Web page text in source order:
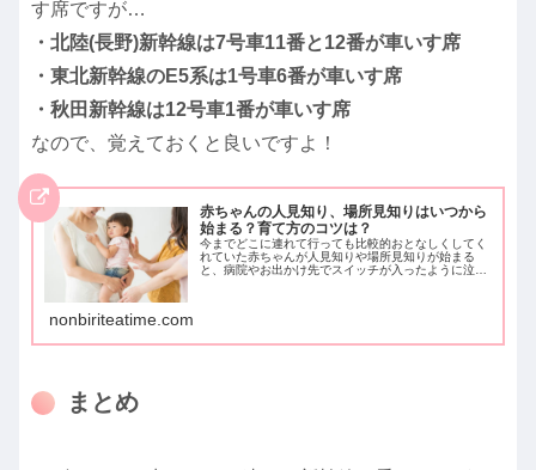
す席ですが…
・北陸(長野)新幹線は7号車11番と12番が車いす席
・東北新幹線のE5系は1号車6番が車いす席
・秋田新幹線は12号車1番が車いす席
なので、覚えておくと良いですよ！
赤ちゃんの人見知り、場所見知りはいつから
始まる？育て方のコツは？
今までどこに連れて行っても比較的おとなしくしてく
れていた赤ちゃんが人見知りや場所見知りが始まる
と、病院やお出かけ先でスイッチが入ったように泣き
nonbiriteatime.com
まとめ